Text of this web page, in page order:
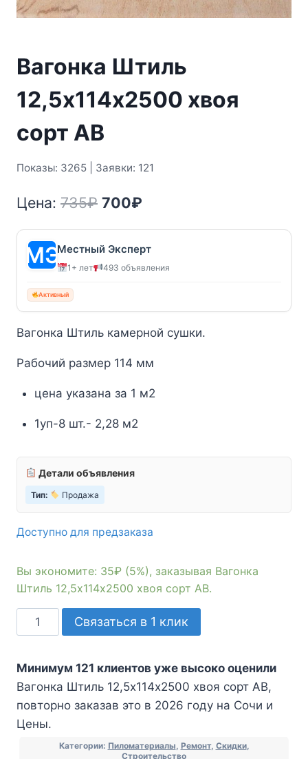
Вагонка Штиль
12,5х114х2500 хвоя
сорт АВ
Показы: 3265 | Заявки: 121
Цена: 735₽ Первоначальная
цена
составляла
735₽.
700₽
цена:
700₽.
Местный Эксперт
1+ лет 493 объявления
Активный
Вагонка Штиль камерной сушки.
Рабочий размер 114 мм
цена указана за 1 м2
1уп-8 шт.- 2,28 м2
Детали объявления
Тип: Продажа
Доступно для предзаказа
Вы экономите: 35₽ (5%), заказывая Вагонка
Штиль 12,5х114х2500 хвоя сорт АВ.
Количество
товара
Штиль
12,5х114х2500
хвоя
сорт
Связаться в 1 клик
Минимум 121 клиентов уже высоко оценили
Вагонка Штиль 12,5х114х2500 хвоя сорт АВ,
повторно заказав это в 2026 году на Сочи и
Цены.
Категории: Пиломатериалы Ремонт, Скидки,
Строительство